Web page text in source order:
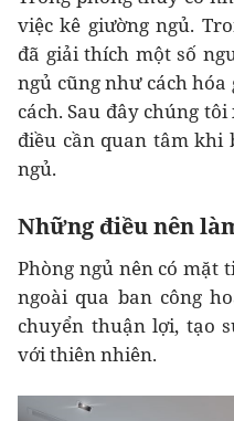
việc kê giường ngủ.
đã giải thích một số
ngủ cũng như cách
cách. Sau đây chúng
điều cần quan tâm khi
ngủ.
Những điều nên
Phòng ngủ nên có mặt
ngoài qua ban công
chuyển thuận lợi, tạo
với thiên nhiên.